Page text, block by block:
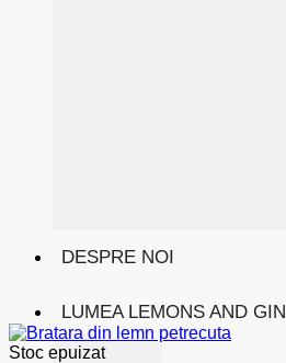
DESPRE NOI
LUMEA LEMONS AND GIN
Stoc epuizat